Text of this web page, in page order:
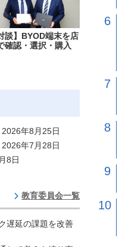
談】BYOD端末を店
確認・選択・購入
年8月25日
年7月28日
8日
教育委員会一覧
遅延の課題を改善